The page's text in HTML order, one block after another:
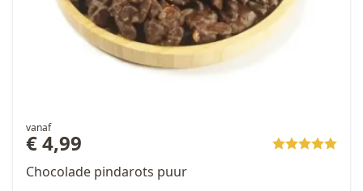
vanaf
€ 4,99
Chocolade pindarots puur